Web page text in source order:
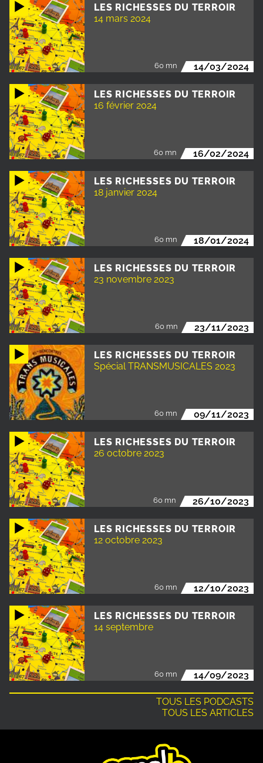
LES RICHESSES DU TERROIR
14 mars 2024
60 mn 14/03/2024
LES RICHESSES DU TERROIR
16 février 2024
60 mn 16/02/2024
LES RICHESSES DU TERROIR
18 janvier 2024
60 mn 18/01/2024
LES RICHESSES DU TERROIR
23 novembre 2023
60 mn 23/11/2023
LES RICHESSES DU TERROIR
Spécial TRANSMUSICALES 2023
60 mn 09/11/2023
LES RICHESSES DU TERROIR
26 octobre 2023
60 mn 26/10/2023
LES RICHESSES DU TERROIR
12 octobre 2023
60 mn 12/10/2023
LES RICHESSES DU TERROIR
14 septembre
60 mn 14/09/2023
TOUS LES PODCASTS
TOUS LES ARTICLES